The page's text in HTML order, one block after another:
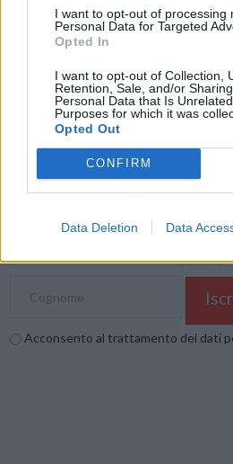
I want to opt-out of processing
Personal Data for Targeted
Opted In
I want to opt-out of Collection,
Retention, Sale, and/or
Personal Data that Is
Purposes for which it was
Opted Out
CONFIRM
Data Deletion Data
Condividi questo articolo:
E-mail
Mastodon Telegram
Stampa Altro
Vuoi ricevere gli aggiornamenti
Acconsento al trattamento dei dati